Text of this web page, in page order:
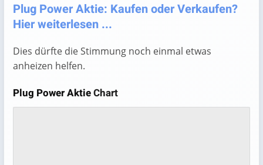
Plug Power Aktie: Kaufen oder Verkaufen?
Hier weiterlesen ...
Dies dürfte die Stimmung noch einmal etwas
anheizen helfen.
Plug Power AktieChart